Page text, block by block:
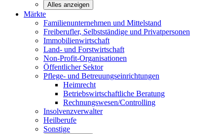
Alles anzeigen
Märkte
Familienunternehmen und Mittelstand
Freiberufler, Selbstständige und Privatpersonen
Immobilienwirtschaft
Land- und Forstwirtschaft
Non-Profit-Organisationen
Öffentlicher Sektor
Pflege- und Betreuungseinrichtungen
Heimrecht
Betriebswirtschaftliche Beratung
Rechnungswesen/Controlling
Insolvenzverwalter
Heilberufe
Sonstige